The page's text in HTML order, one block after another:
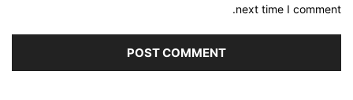
next time I comment.